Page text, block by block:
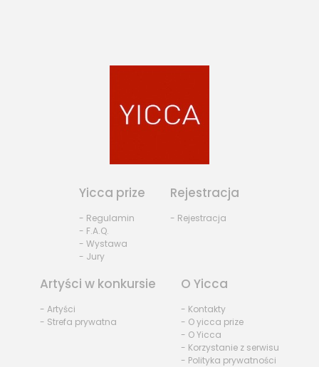
Yicca prize
- Regulamin
- F.A.Q.
- Wystawa
- Jury
Rejestracja
- Rejestracja
Artyści w konkursie
- Artyści
- Strefa prywatna
O Yicca
- Kontakty
- O yicca prize
- O Yicca
- Korzystanie z serwisu
- Polityka prywatności